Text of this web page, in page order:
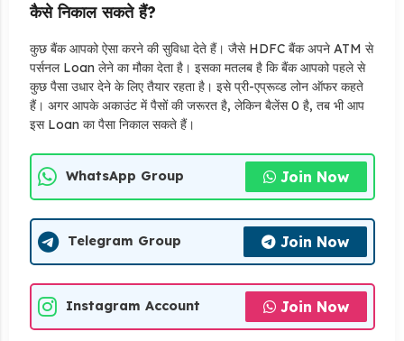
कैसे निकाल सकते हैं?
कुछ बैंक आपको ऐसा करने की सुविधा देते हैं। जैसे HDFC बैंक अपने ATM से
पर्सनल Loan लेने का मौका देता है। इसका मतलब है कि बैंक आपको पहले से
कुछ पैसा उधार देने के लिए तैयार रहता है। इसे प्री-एप्रूव्ड लोन ऑफर कहते
हैं। अगर आपके अकाउंट में पैसों की जरूरत है, लेकिन बैलेंस 0 है, तब भी आप
इस Loan का पैसा निकाल सकते हैं।
WhatsApp Group Join Now
Telegram Group Join Now
Instagram Account Join Now